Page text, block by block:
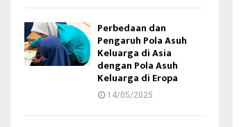
Perbedaan dan
Pengaruh Pola Asuh
Keluarga di Asia
dengan Pola Asuh
Keluarga di Eropa
14/05/2025